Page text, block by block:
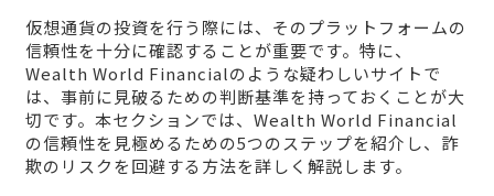
仮想通貨の投資を行う際には、そのプラットフォームの
信頼性を十分に確認することが重要です。特に、
Wealth World Financialのような疑わしいサイトで
は、事前に見破るための判断基準を持っておくことが大
切です。本セクションでは、Wealth World Financial
の信頼性を見極めるための5つのステップを紹介し、詐
欺のリスクを回避する方法を詳しく解説します。